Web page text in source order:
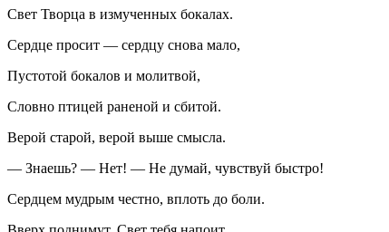
Свет Творца в измученных бокалах.
Сердце просит — сердцу снова мало,
Пустотой бокалов и молитвой,
Словно птицей раненой и сбитой.
Верой старой, верой выше смысла.
— Знаешь? — Нет! — Не думай, чувствуй быстро!
Сердцем мудрым честно, вплоть до боли.